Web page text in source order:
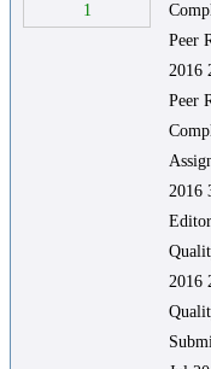
1
Peer
2016
Peer
2016
2016